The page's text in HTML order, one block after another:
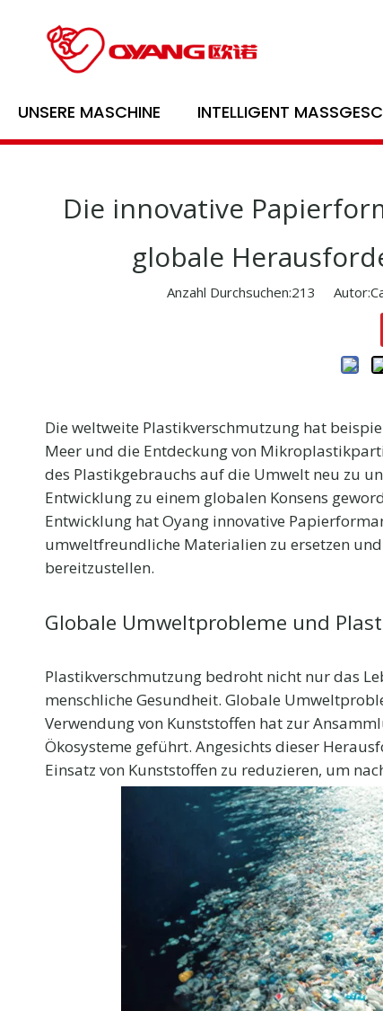
UNSERE MASCHINE INTELLIGENT
Die innovative
globale
Anzahl Durchsuchen:213
Die weltweite Plastikverschmutzung hat
Meer und die Entdeckung von
des Plastikgebrauchs auf die Umwelt neu zu
Entwicklung zu einem globalen Konsens
Entwicklung hat Oyang innovative
umweltfreundliche Materialien zu ersetzen
bereitzustellen.
Globale Umweltprobleme und
Plastikverschmutzung bedroht nicht nur das
menschliche Gesundheit. Globale
Verwendung von Kunststoffen hat zur
Ökosysteme geführt. Angesichts dieser
Einsatz von Kunststoffen zu reduzieren, um